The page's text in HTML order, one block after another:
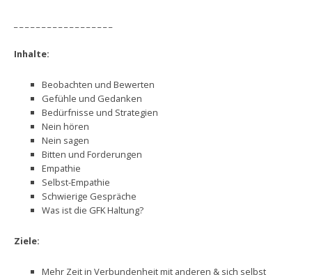
Inhalte:
Beobachten und Bewerten
Gefühle und Gedanken
Bedürfnisse und Strategien
Nein hören
Nein sagen
Bitten und Forderungen
Empathie
Selbst-Empathie
Schwierige Gespräche
Was ist die GFK Haltung?
Ziele:
Mehr Zeit in Verbundenheit mit anderen & sich selbst